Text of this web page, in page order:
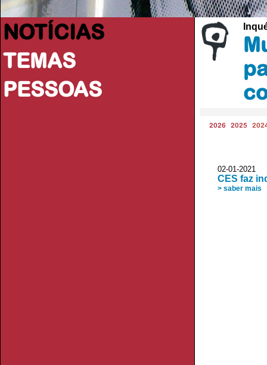
NOTÍCIAS
TEMAS
PESSOAS
2026 2025
02-01-2021
CES faz
> saber mais